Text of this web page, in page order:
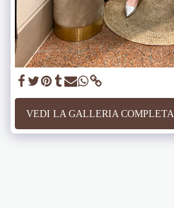
VEDI LA GALLERIA COMPLETA